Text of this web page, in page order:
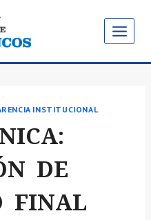
INSTITUCIONAL
DE
FINAL